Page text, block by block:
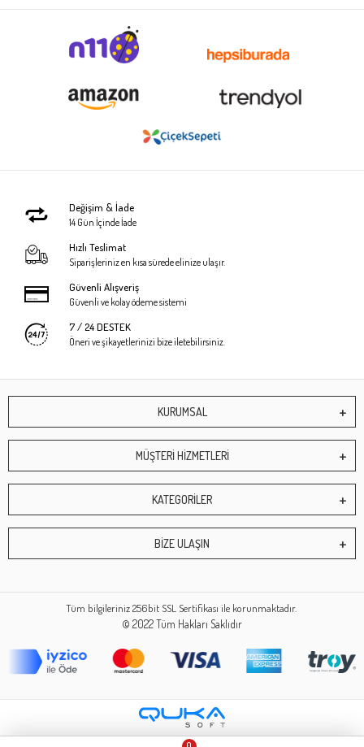
Değişim & İade
14 Gün İçinde İade
Hızlı Teslimat
Siparişleriniz en kısa sürede elinize ulaşır.
Güvenli Alışveriş
Güvenli ve kolay ödeme sistemi
7 / 24 DESTEK
Öneri ve şikayetlerinizi bize iletebilirsiniz.
KURUMSAL
MÜŞTERİ HİZMETLERİ
KATEGORİLER
BİZE ULAŞIN
Tüm bilgileriniz 256bit SSL Sertifikası ile korunmaktadır.
© 2022Tüm Hakları Saklıdır